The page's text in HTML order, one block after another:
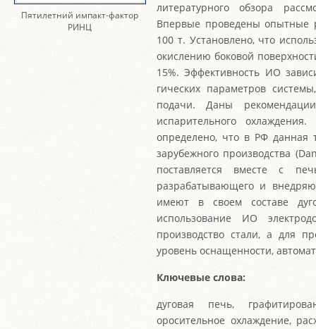
Пятилетний импакт-фактор
РИНЦ
литературного обзора
Впервые проведены опытные
100 т. Установлено, что
окислению боковой
15%. Эффективность ИО
гических параметров
подачи. Даны
испарительного
определено, что в РФ данная
зарубежного производства
поставляется вместе с
разрабатывающего и
имеют в своем составе
использование ИО
производство стали, а для
уровень оснащенности,
Ключевые слова:
дуговая печь,
оросительное охлаждение,